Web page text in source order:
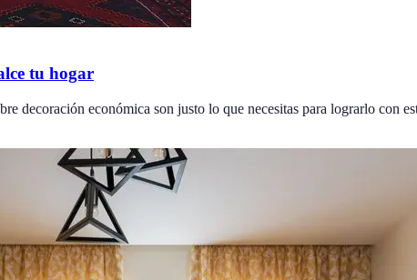
tu hogar
decoración económica son justo lo que necesitas para lograrlo con